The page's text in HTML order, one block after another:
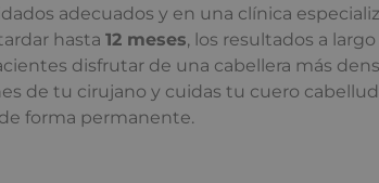
adecuados y en una clínica
hasta 12 meses, los resultados a
disfrutar de una cabellera más
de tu cirujano y cuidas tu cuero
forma permanente.